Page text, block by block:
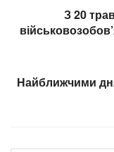
З 20
Найближчими